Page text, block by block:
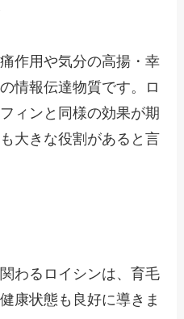
作用や気分の高揚・幸
情報伝達物質です。ロ
ィンと同様の効果が期
大きな役割があると言
わるロイシンは、育毛
康状態も良好に導きま